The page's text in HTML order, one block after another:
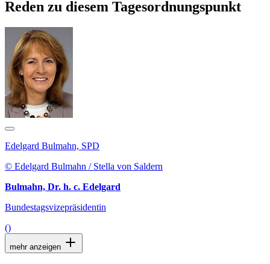
Reden zu diesem Tagesordnungspunkt
Edelgard Bulmahn, SPD
© Edelgard Bulmahn / Stella von Saldern
Bulmahn, Dr. h. c. Edelgard
Bundestagsvizepräsidentin
()
mehr anzeigen